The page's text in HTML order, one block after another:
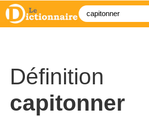
Définition
capitonner